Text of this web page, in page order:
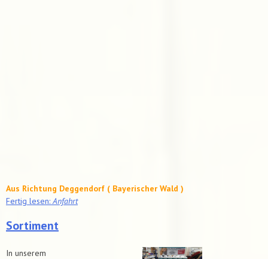
Aus Richtung Deggendorf ( Bayerischer Wald )
Fertig lesen:Anfahrt
Sortiment
In unserem